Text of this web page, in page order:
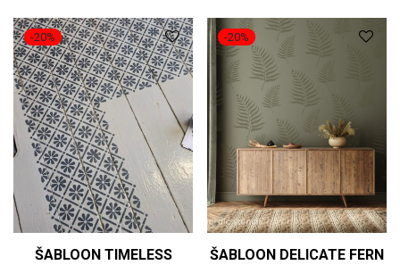
-20%
ŠABLOON TIMELESS
-20%
ŠABLOON DELICATE FERN